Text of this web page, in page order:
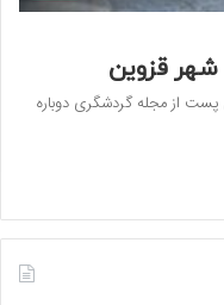
قزوین
از مجله گردشگری دوباره